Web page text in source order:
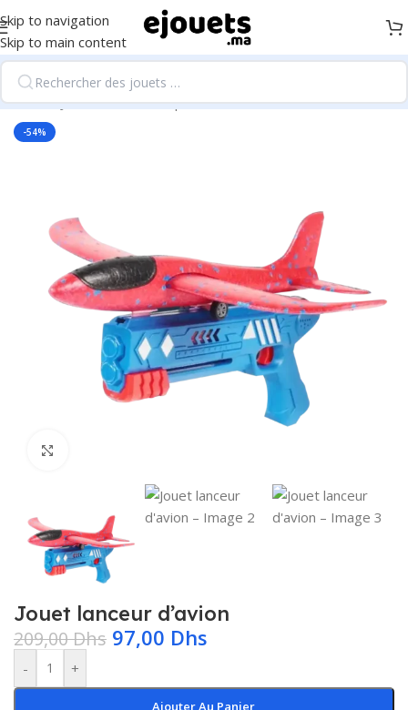
Skip to navigation
Skip to main content
Accueil/Jeux d'extérieur, sport et loisirs
-54%
Jouet lanceur d’avion
209,00Dhs 97,00 Dhs
- +
Ajouter Au Panier